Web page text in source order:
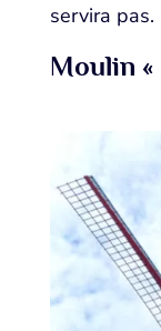
servira pas.
Moulin «